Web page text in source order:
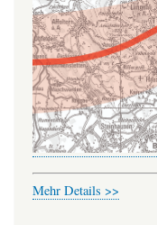
Mehr Details >>